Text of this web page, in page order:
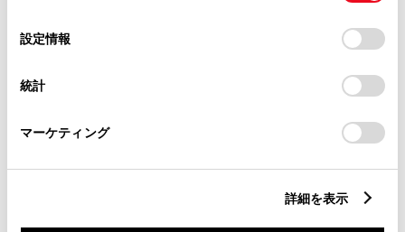
デバイスにすべてのCookie(クッキー)が保存されることに同
意したことになります。Cookie(クッキー)のオプトアウト、
設定の変更、同意を撤回したりするにあたっては、当社の
「Cookie（クッキー）情報の取り扱いについて
」をご覧くだ
設定情報
統計
マーケティング
詳細を表示
営業日カレンダー